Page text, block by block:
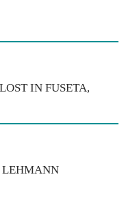
IN FUSETA,
LEHMANN